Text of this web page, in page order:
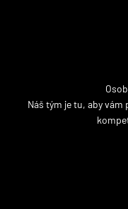
Náš tým je tu, aby